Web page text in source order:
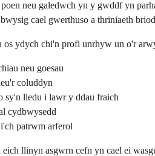
neu galedwch yn y gwddf yn
cael gwerthuso a thriniaeth
ydych chi'n profi unrhyw un o'r
neu goesau
coluddyn
sy'n lledu i lawr y ddau fraich
cydbwysedd
patrwm arferol
llinyn asgwrn cefn yn cael ei